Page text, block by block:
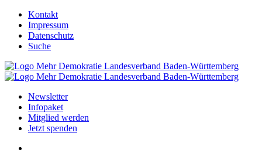
Kontakt
Impressum
Datenschutz
Suche
Newsletter
Infopaket
Mitglied werden
Jetzt spenden